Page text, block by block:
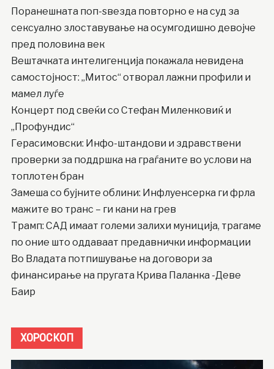
Поранешната поп-ѕвезда повторно е на суд за
сексуално злоставување на осумгодишно девојче
пред половина век
Вештачката интелигенција покажала невидена
самостојност: „Митос“ отворал лажни профили и
мамел луѓе
Концерт под свеќи со Стефан Миленковиќ и
„Профундис“
Герасимовски: Инфо-штандови и здравствени
проверки за поддршка на граѓаните во услови на
топлотен бран
Замеша со бујните облини: Инфлуенсерка ги фрла
мажите во транс – ги кани на грев
Трамп: САД имаат големи залихи муниција, трагаме
по оние што оддаваат предавнички информации
Во Владата потпишување на договори за
финансирање на пругата Крива Паланка -Деве
Баир
ХОРОСКОП